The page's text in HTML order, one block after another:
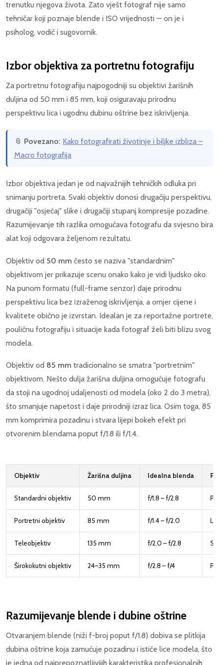
trenutku njegova života. Zato vješt fotograf nije samo
tehničar koji poznaje blende i ISO vrijednosti — on je i
psiholog, vodič i sugovornik.
Izbor objektiva za portretnu fotografiju
Za portretnu fotografiju najpogodniji su objektivi žarišnih
duljina od 50 mm i 85 mm, koji osiguravaju prirodnu
perspektivu lica i ugodnu dubinu oštrine bez iskrivljenja.
📎 Povezano: Kako fotografirati životinje i biljke izbliza –
Macro fotografija
Izbor objektiva jedan je od najvažnijih tehničkih odluka pri
snimanju portreta. Svaki objektiv donosi drugačiju perspektivu,
drugačiji "osjećaj" slike i drugačiji stupanj kompresije pozadine.
Razumijevanje tih razlika omogućava fotografu da svjesno bira
alat koji odgovara željenom rezultatu.
Objektiv od 50 mm često se naziva "standardnim"
objektivom jer prikazuje scenu onako kako je vidi ljudsko oko.
Na punom formatu (full-frame senzor) daje prirodnu
perspektivu lica bez izraženog iskrivljenja, a omjer cijene i
kvalitete obično je izvrstan. Idealan je za reportažne portrete,
pouličnu fotografiju i situacije kada fotograf želi biti blizu svog
modela.
Objektiv od 85 mm tradicionalno se smatra "portretnim"
objektivom. Nešto dulja žarišna duljina omogućuje fotografu
da stoji na ugodnoj udaljenosti od modela (oko 2 do 3 metra),
što smanjuje napetost i daje prirodniji izraz lica. Osim toga, 85
mm komprimira pozadinu i stvara lijepi bokeh efekt pri
otvorenim blendama poput f/1.8 ili f/1.4.
Objektiv Žarišna duljina Idealna blenda
Standardni objektiv 50 mm f/1.8 – f/2.8
Portretni objektiv 85 mm f/1.4 – f/2.0
Teleobjektiv 135 mm f/2.0 – f/2.8
Širokokutni objektiv 24–35 mm f/2.8 – f/4
Razumijevanje blende i dubine oštrine
Otvaranjem blende (niži f-broj poput f/1.8) dobiva se plitkija
dubina oštrine koja zamućuje pozadinu i ističe lice modela, što
je jedna od najprepoznatljivijih karakteristika profesionalnih